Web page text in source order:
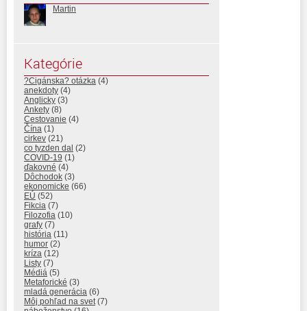
Martin
Kategórie
?Cigánska? otázka (4)
anekdoty (4)
Anglicky (3)
Ankety (8)
Cestovanie (4)
Čína (1)
cirkev (21)
co tyzden dal (2)
COVID-19 (1)
ďakovné (4)
Dôchodok (3)
ekonomicke (66)
EÚ (52)
Fikcia (7)
Filozofia (10)
grafy (7)
história (11)
humor (2)
kríza (12)
Listy (7)
Médiá (5)
Metaforické (3)
mladá generácia (6)
Môj pohľad na svet(7)